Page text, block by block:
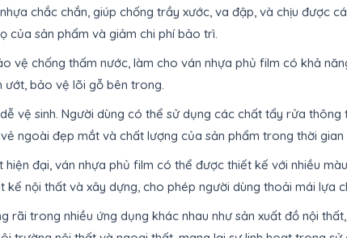
chắc chắn, giúp chống trầy xước, va đập, và chịu được
của sản phẩm và giảm chi phí bảo trì.
vệ chống thấm nước, làm cho ván nhựa phủ film có khả
bảo vệ lõi gỗ bên trong.
vệ sinh. Người dùng có thể sử dụng các chất tẩy rửa
ngoài đẹp mắt và chất lượng của sản phẩm trong thời gian
hiện đại, ván nhựa phủ film có thể được thiết kế với nhiều
nội thất và xây dựng, cho phép người dùng thoải mái lựa
rãi trong nhiều ứng dụng khác nhau như sản xuất đồ nội